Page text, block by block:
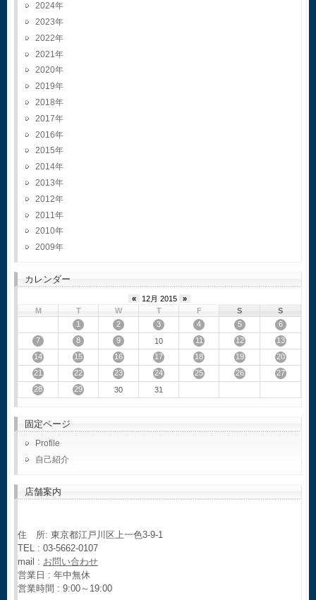
2024
2023
2022
2021
2020
2019
2018
2017
2016
2015
2014
2013
2012
2011
2010
2009
カレンダー
« 12月 2015
»
M
T W T F S
S
1
2 3 4 5
6
7
8 9 10 11 12
13
14
15 16 17 18 19
20
21
22 23 24 25 26
27
28
29 30 31
固定ページ
Profile
自己紹介
店舗案内
住 所: 東京都江戸川区上一色3-9-1
TEL : 03-5662-0107
mail : お問い合わせ
営業日 : 年中無休
営業時間 : 9:00～19:00